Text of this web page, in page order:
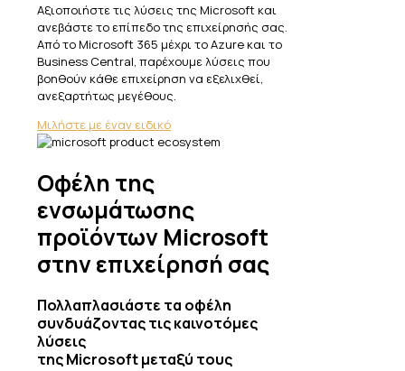
Αξιοποιήστε τις λύσεις της Microsoft και
ανεβάστε το επίπεδο της επιχείρησής σας.
Από το Microsoft 365 μέχρι το Azure και το
Business Central, παρέχουμε λύσεις που
βοηθούν κάθε επιχείρηση να εξελιχθεί,
ανεξαρτήτως μεγέθους.
Μιλήστε με έναν ειδικό
Οφέλη της
ενσωμάτωσης
προϊόντων Microsoft
στην επιχείρησή σας
Πολλαπλασιάστε τα οφέλη
συνδυάζοντας τις καινοτόμες
λύσεις
της Microsoft μεταξύ τους